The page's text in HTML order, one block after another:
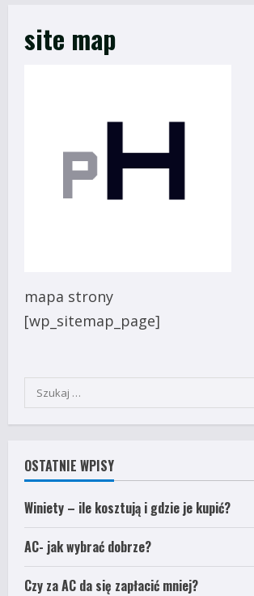
site map
mapa strony
[wp_sitemap_page]
Szukaj:
OSTATNIE WPISY
Winiety – ile kosztują i gdzie je kupić?
AC- jak wybrać dobrze?
Czy za AC da się zapłacić mniej?